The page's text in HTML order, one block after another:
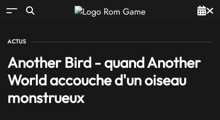
ACTUS
Another Bird - quand Another
World accouche d'un oiseau
monstrueux